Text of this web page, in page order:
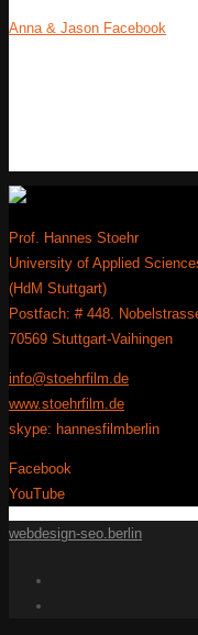
Anna & Jason Facebook
Prof. Hannes Stoehr
University of Applied
(HdM Stuttgart)
Postfach: # 448.
70569 Stuttgart-Vaihingen
info@stoehrfilm.de
www.stoehrfilm.de
skype: hannesfilmberlin
Facebook
YouTube
webdesign-seo.berlin